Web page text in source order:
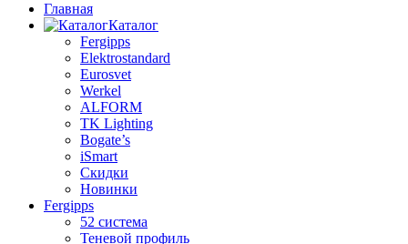
Главная
Каталог
Fergipps
Elektrostandard
Eurosvet
Werkel
ALFORM
TK Lighting
Bogate’s
iSmart
Скидки
Новинки
Fergipps
52 система
Теневой профиль